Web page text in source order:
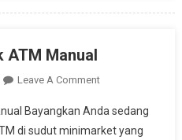
ATM Manual
Leave A CommentOn
Skimming!
Cek
Bayangkan Anda sedang
di sudut minimarket yang